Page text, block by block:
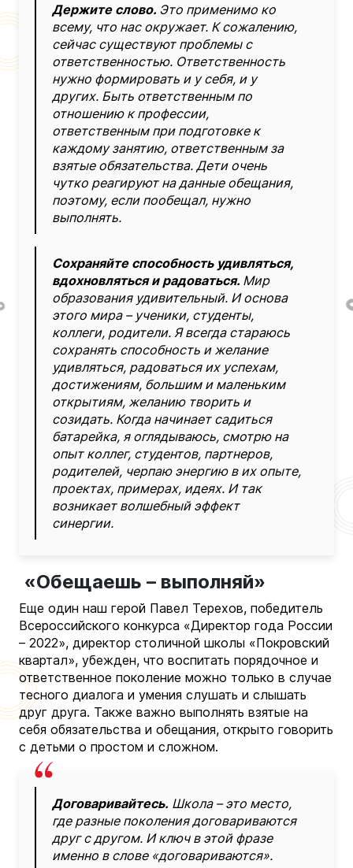
Держите слово. Это применимо ко
всему, что нас окружает. К сожалению,
сейчас существуют проблемы с
ответственностью. Ответственность
нужно формировать и у себя, и у
других. Быть ответственным по
отношению к профессии,
ответственным при подготовке к
каждому занятию, ответственным за
взятые обязательства. Дети очень
чутко реагируют на данные обещания,
поэтому, если пообещал, нужно
выполнять.
Сохраняйте способность удивляться,
вдохновляться и радоваться. Мир
образования удивительный. И основа
этого мира – ученики, студенты,
коллеги, родители. Я всегда стараюсь
сохранять способность и желание
удивляться, радоваться их успехам,
достижениям, большим и маленьким
открытиям, желанию творить и
созидать. Когда начинает садиться
батарейка, я оглядываюсь, смотрю на
опыт коллег, студентов, партнеров,
родителей, черпаю энергию в их опыте,
проектах, примерах, идеях. И так
возникает волшебный эффект
синергии.
«Обещаешь – выполняй»
Еще один наш герой Павел Терехов, победитель
Всероссийского конкурса «Директор года России
– 2022», директор столичной школы «Покровский
квартал», убежден, что воспитать порядочное и
ответственное поколение можно только в случае
тесного диалога и умения слушать и слышать
друг друга. Также важно выполнять взятые на
себя обязательства и обещания, открыто говорить
с детьми о простом и сложном.
Договаривайтесь. Школа – это место,
где разные поколения договариваются
друг с другом. И ключ в этой фразе
именно в слове «договариваются».